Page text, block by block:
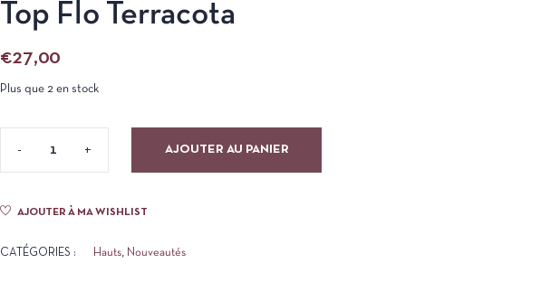
Top Flo Terracota
€27,00
Plus que 2 en stock
AJOUTER AU PANIER
AJOUTER À MA WISHLIST
CATÉGORIES : Hauts, Nouveautés